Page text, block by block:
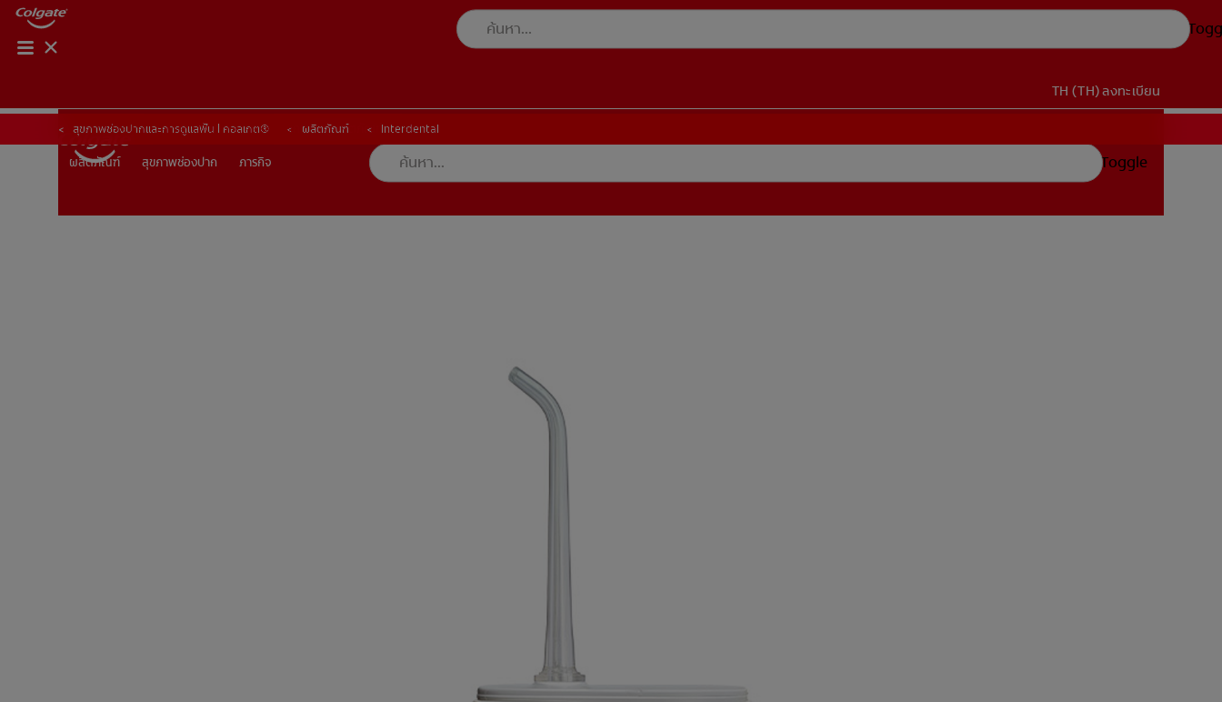
ผลิตภัณฑ์ สุขภาพช่องปาก
TH (TH)ลงทะเบียน
ผลิตภัณฑ์ สุขภาพช่องปาก ภารกิจ
การจับคู่ผลิตภัณฑ์
Toggle
สุขภาพช่องปากและการดูแลฟัน | คอลเกต® ผลิตภัณฑ์ Interdental